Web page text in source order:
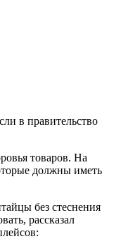
в правительство
товаров. На
должны иметь
без стеснения
рассказал